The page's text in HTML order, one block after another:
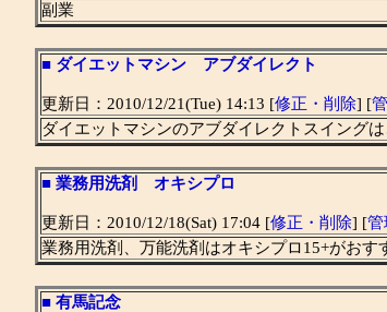
副業
■ ダイエットマシン アブダイレクト
更新日：2010/12/21(Tue) 14:13 [修正・削除] [
ダイエットマシンのアブダイレクトスイング
■ 業務用洗剤 オキシプロ
更新日：2010/12/18(Sat) 17:04 [修正・削除] [管
業務用洗剤、万能洗剤はオキシプロ15+がおす
■ 有馬記念